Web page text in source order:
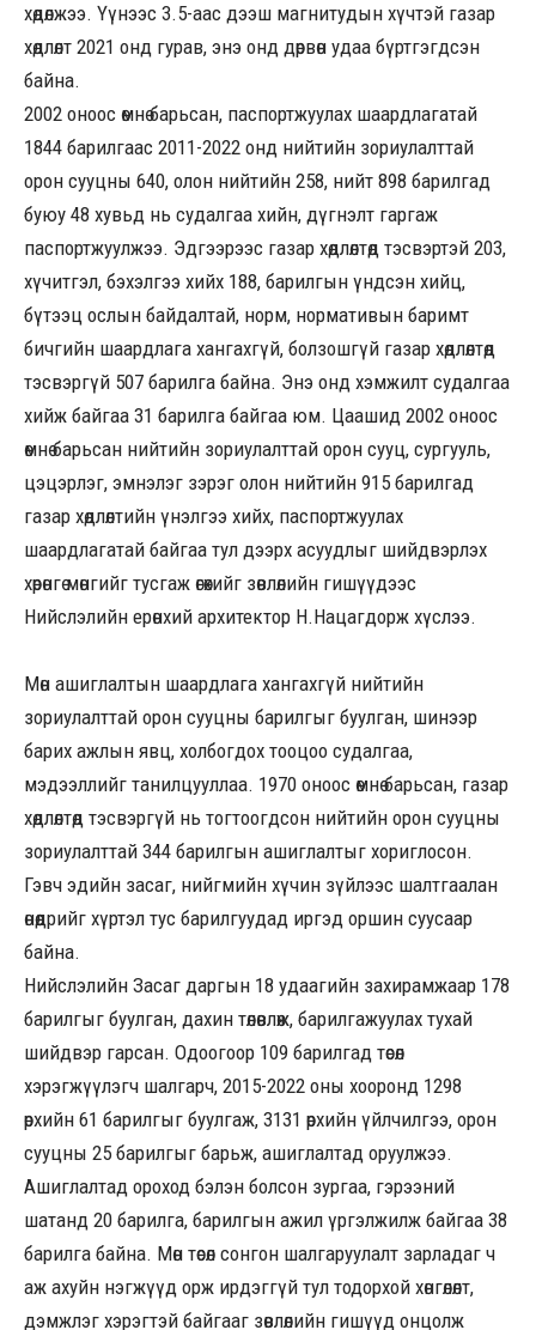
хөдөлжээ. Үүнээс 3.5-аас дээш магнитудын хүчтэй газар
хөдлөлт 2021 онд гурав, энэ онд дөрвөн удаа бүртгэгдсэн
байна.
2002 оноос өмнө барьсан, паспортжуулах шаардлагатай
1844 барилгаас 2011-2022 онд нийтийн зориулалттай
орон сууцны 640, олон нийтийн 258, нийт 898 барилгад
буюу 48 хувьд нь судалгаа хийн, дүгнэлт гаргаж
паспортжуулжээ. Эдгээрээс газар хөдлөлтөд тэсвэртэй 203,
хүчитгэл, бэхэлгээ хийх 188, барилгын үндсэн хийц,
бүтээц ослын байдалтай, норм, нормативын баримт
бичгийн шаардлага хангахгүй, болзошгүй газар хөдлөлтөд
тэсвэргүй 507 барилга байна. Энэ онд хэмжилт судалгаа
хийж байгаа 31 барилга байгаа юм. Цаашид 2002 оноос
өмнө барьсан нийтийн зориулалттай орон сууц, сургууль,
цэцэрлэг, эмнэлэг зэрэг олон нийтийн 915 барилгад
газар хөдлөлтийн үнэлгээ хийх, паспортжуулах
шаардлагатай байгаа тул дээрх асуудлыг шийдвэрлэх
хөрөнгө мөнгийг тусгаж өгөхийг зөвлөлийн гишүүдээс
Нийслэлийн ерөнхий архитектор Н.Нацагдорж хүслээ.
Мөн ашиглалтын шаардлага хангахгүй нийтийн
зориулалттай орон сууцны барилгыг буулган, шинээр
барих ажлын явц, холбогдох тооцоо судалгаа,
мэдээллийг танилцууллаа. 1970 оноос өмнө барьсан, газар
хөдлөлтөд тэсвэргүй нь тогтоогдсон нийтийн орон сууцны
зориулалттай 344 барилгын ашиглалтыг хориглосон.
Гэвч эдийн засаг, нийгмийн хүчин зүйлээс шалтгаалан
өнөөдрийг хүртэл тус барилгуудад иргэд оршин суусаар
байна.
Нийслэлийн Засаг даргын 18 удаагийн захирамжаар 178
барилгыг буулган, дахин төлөвлөж, барилгажуулах тухай
шийдвэр гарсан. Одоогоор 109 барилгад төсөл
хэрэгжүүлэгч шалгарч, 2015-2022 оны хооронд 1298
өрхийн 61 барилгыг буулгаж, 3131 өрхийн үйлчилгээ, орон
сууцны 25 барилгыг барьж, ашиглалтад оруулжээ.
Ашиглалтад ороход бэлэн болсон зургаа, гэрээний
шатанд 20 барилга, барилгын ажил үргэлжилж байгаа 38
барилга байна. Мөн төсөл сонгон шалгаруулалт зарладаг ч
аж ахуйн нэгжүүд орж ирдэггүй тул тодорхой хөнгөлөлт,
дэмжлэг хэрэгтэй байгааг зөвлөлийн гишүүд онцолж